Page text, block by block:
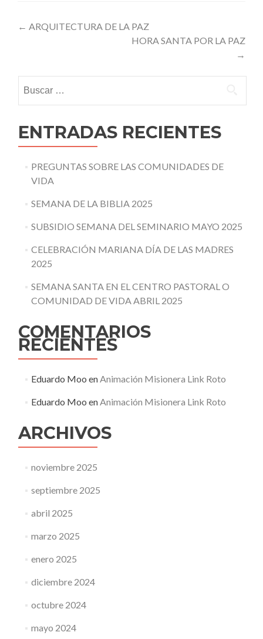
Post
← ARQUITECTURA DE LA PAZ
HORA SANTA POR LA PAZ
→
ENTRADAS RECIENTES
PREGUNTAS SOBRE LAS COMUNIDADES DE
VIDA
SEMANA DE LA BIBLIA 2025
SUBSIDIO SEMANA DEL SEMINARIO MAYO 2025
CELEBRACIÓN MARIANA DÍA DE LAS MADRES
2025
SEMANA SANTA EN EL CENTRO PASTORAL O
COMUNIDAD DE VIDA ABRIL 2025
COMENTARIOS
RECIENTES
Eduardo Moo enAnimación Misionera Link Roto
Eduardo Moo enAnimación Misionera Link Roto
ARCHIVOS
noviembre 2025
septiembre 2025
abril 2025
marzo 2025
enero 2025
diciembre 2024
octubre 2024
mayo 2024